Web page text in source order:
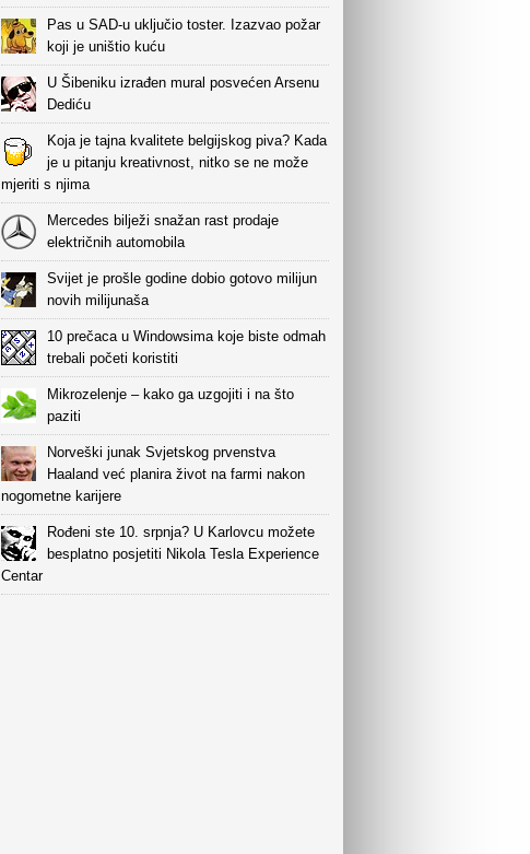
Pas u SAD-u uključio toster. Izazvao požar
koji je uništio kuću
U Šibeniku izrađen mural posvećen Arsenu
Dediću
Koja je tajna kvalitete belgijskog piva? Kada
je u pitanju kreativnost, nitko se ne može
mjeriti s njima
Mercedes bilježi snažan rast prodaje
električnih automobila
Svijet je prošle godine dobio gotovo milijun
novih milijunaša
10 prečaca u Windowsima koje biste odmah
trebali početi koristiti
Mikrozelenje – kako ga uzgojiti i na što
paziti
Norveški junak Svjetskog prvenstva
Haaland već planira život na farmi nakon
nogometne karijere
Rođeni ste 10. srpnja? U Karlovcu možete
besplatno posjetiti Nikola Tesla Experience
Centar